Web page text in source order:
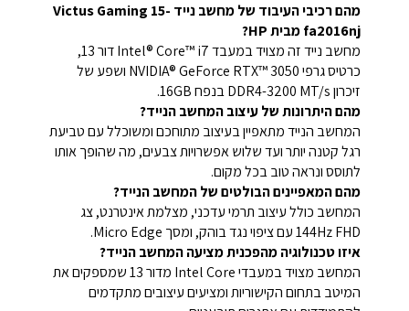
מהם רכיבי העיבוד של מחשב נייד Victus Gaming 15-
fa2016nj מבית HP?
מחשב נייד זה מצויד במעבד Intel® Core™ i7 דור 13,
כרטיס גרפי NVIDIA® GeForce RTX™ 3050 ושפע של
זיכרון DDR4-3200 MT/s בנפח 16GB.
מהם היתרונות של עיצוב המחשב הנייד?
המחשב הנייד מתאפיין בעיצוב מתוחכם ומשוכלל עם טביעת
רגל קטנה יותר ועד שלוש אפשרויות צבעים, מה שהופך אותו
לתוסס ונראה טוב בכל מקום.
מהם המאפיינים הבולטים של המחשב הנייד?
המחשב כולל עיצוב תרמי עדכני, מצלמת אינטרנט, צג
144Hz FHD עם ציפוי נגד בוהק, ומסך Micro Edge.
איזו טכנולוגיה מהפכנית מציעה המחשב הנייד?
המחשב מצויד במעבדי Intel Core מדור 13 שמספקים את
המיטב בתחום הקישוריות ומציעים עיצובים מתקדמים